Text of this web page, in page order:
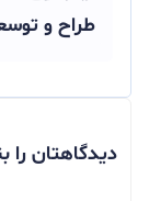
طراح و
دیدگاهتان را